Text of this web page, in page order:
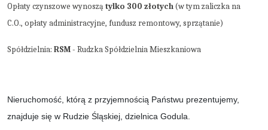
Opłaty czynszowe wynoszątylko 300 złotych(w tym zaliczka na
C.O., opłaty administracyjne, fundusz remontowy, sprzątanie)
Spółdzielnia: RSM- Rudzka Spółdzielnia Mieszkaniowa
Nieruchomość, którą z przyjemnością Państwu prezentujemy,
znajduje się w Rudzie Śląskiej, dzielnica Godula.